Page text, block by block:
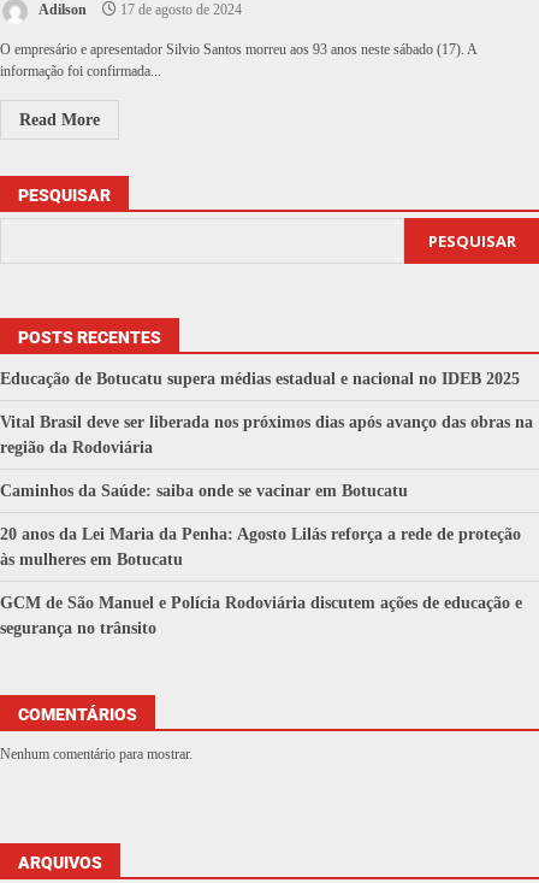
Adilson 17 de agosto de 2024
O empresário e apresentador Silvio Santos morreu aos 93 anos neste sábado (17). A
informação foi confirmada...
Read More
PESQUISAR
PESQUISAR
POSTS RECENTES
Educação de Botucatu supera médias estadual e nacional no IDEB 2025
Vital Brasil deve ser liberada nos próximos dias após avanço das obras na
região da Rodoviária
Caminhos da Saúde: saiba onde se vacinar em Botucatu
20 anos da Lei Maria da Penha: Agosto Lilás reforça a rede de proteção
às mulheres em Botucatu
GCM de São Manuel e Polícia Rodoviária discutem ações de educação e
segurança no trânsito
COMENTÁRIOS
Nenhum comentário para mostrar.
ARQUIVOS